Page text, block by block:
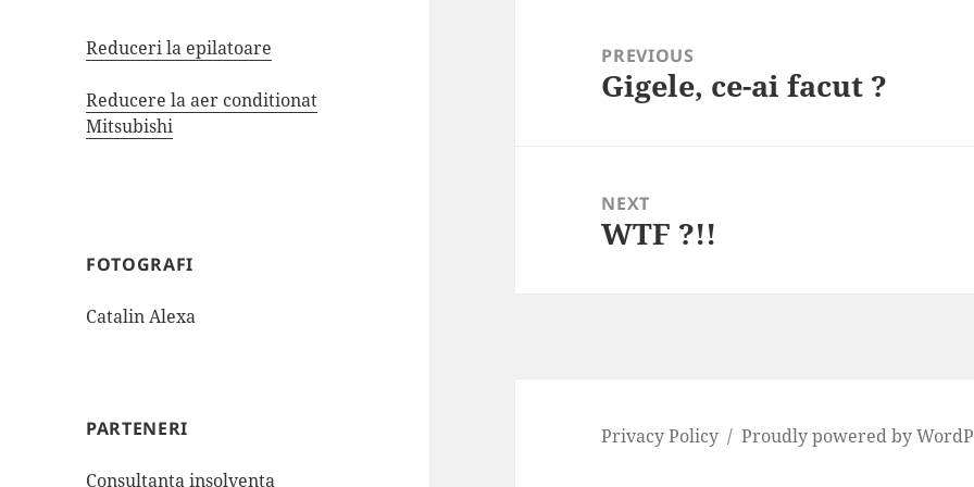
Reduceri la epilatoare
Reducere la aer conditionat
Mitsubishi
FOTOGRAFI
Catalin Alexa
PARTENERI
Consultanta insolventa
navigationPREVIOUS
Previous
Gigele, ce-ai facut ?
NEXT
Next
WTF ?!!
Privacy Policy Proudly powered by